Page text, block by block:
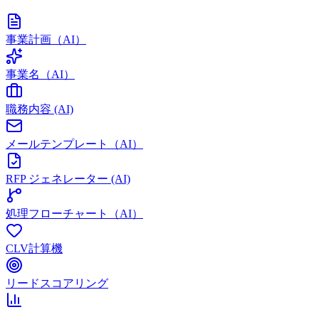
事業計画（AI）
事業名（AI）
職務内容 (AI)
メールテンプレート（AI）
RFP ジェネレーター (AI)
処理フローチャート（AI）
CLV計算機
リードスコアリング